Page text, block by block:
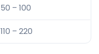
50 – 100
110 – 220